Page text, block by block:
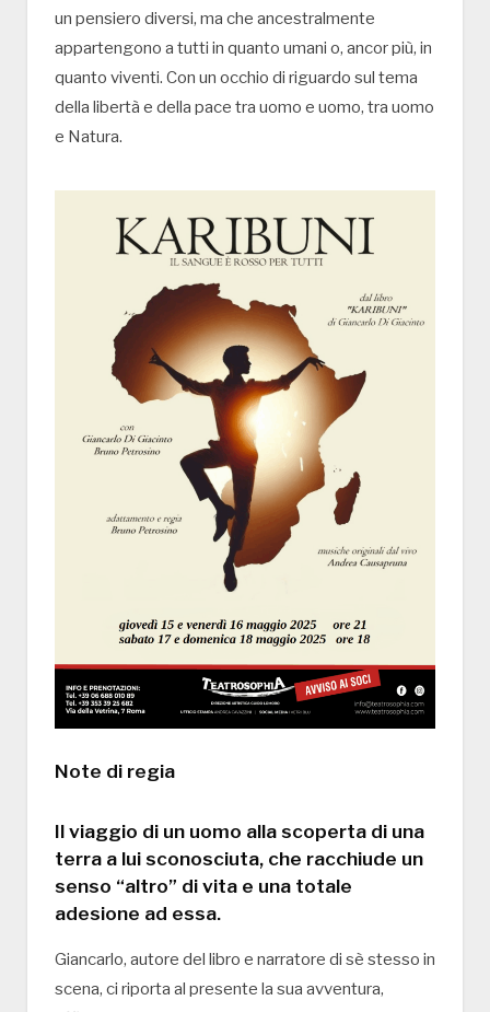
un pensiero diversi, ma che ancestralmente
appartengono a tutti in quanto umani o, ancor più, in
quanto viventi. Con un occhio di riguardo sul tema
della libertà e della pace tra uomo e uomo, tra uomo
e Natura.
Note di regia
Il viaggio di un uomo alla scoperta di una
terra a lui sconosciuta, che racchiude un
senso “altro” di vita e una totale
adesione ad essa.
Giancarlo, autore del libro e narratore di sè stesso in
scena, ci riporta al presente la sua avventura,